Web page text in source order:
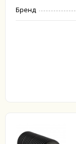
Бренд